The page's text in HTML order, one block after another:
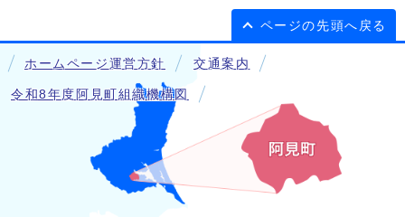
ページの先頭へ戻る
ホームページ運営方針 交通案内
令和8年度阿見町組織機構図